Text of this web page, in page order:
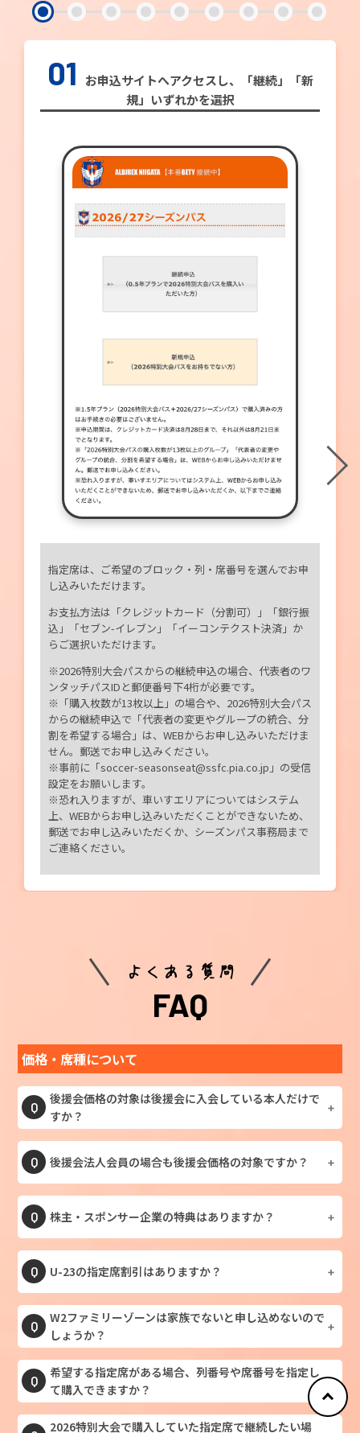
01
お申込サイトへアクセスし、「継続」「新
規」いずれかを選択
指定席は、ご希望のブロック・列・席番号を選んでお申
し込みいただけます。
お支払方法は「クレジットカード（分割可）」「銀行振
込」「セブン-イレブン」「イーコンテクスト決済」か
らご選択いただけます。
※2026特別大会パスからの継続申込の場合、代表者のワ
ンタッチパスIDと郵便番号下4桁が必要です。
※「購入枚数が13枚以上」の場合や、2026特別大会パス
からの継続申込で「代表者の変更やグループの統合、分
割を希望する場合」は、WEBからお申し込みいただけま
せん。郵送でお申し込みください。
※事前に「soccer-seasonseat@ssfc.pia.co.jp」の受信
設定をお願いします。
※恐れ入りますが、車いすエリアについてはシステム
上、WEBからお申し込みいただくことができないため、
郵送でお申し込みいただくか、シーズンパス事務局まで
ご連絡ください。
よくある質問
FAQ
価格・席種について
後援会価格の対象は後援会に入会している本人だけで
すか？
同居のご家族も後援会価格の対象となります。
後援会法人会員の場合も後援会価格の対象ですか？
後援会法人会員の場合、1口につき5枚まで後援会価格
名をご記入ください。
株主・スポンサー企業の特典はありますか？
株主・スポンサー企業にお勤めの方、およびその同居
込みの際に、必ず法人名をご記入ください。
U-23の指定席割引はありますか？
U-23割引は一部の自由席のみとさせていただいており
ます。
W2ファミリーゾーンは家族でないと申し込めないので
しょうか？
W2ファミリーゾーンは「大人」と「U-23」か「U-
18」を含む２枚以上のご家族の皆様でお申し込みくだ
さい。
希望する指定席がある場合、列番号や席番号を指定し
て購入できますか？
2026特別大会で購入していた指定席で継続したい場